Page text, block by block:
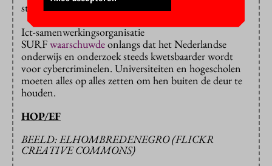
studenten over cyberdreigingen.
Ict-samenwerkingsorganisatie
SURFwaarschuwdeonlangs dat het Nederlandse
onderwijs en onderzoek steeds kwetsbaarder wordt
voor cybercriminelen. Universiteiten en hogescholen
moeten alles op alles zetten om hen buiten de deur te
houden.
HOP/EF
BEELD: ELHOMBREDENEGRO (FLICKR
CREATIVE COMMONS)